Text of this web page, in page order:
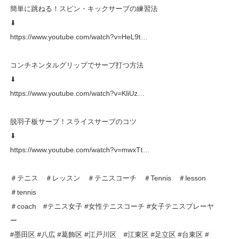
簡単に跳ねる！スピン・キックサーブの練習法
⬇︎
https://www.youtube.com/watch?v=HeL9t…
コンチネンタルグリップでサーブ打つ方法
⬇︎
https://www.youtube.com/watch?v=KliUz…
脱羽子板サーブ！スライスサーブのコツ
⬇︎
https://www.youtube.com/watch?v=mwxTt…
＃テニス ＃レッスン ＃テニスコーチ ＃Tennis ＃lesson
＃tennis
＃coach #テニス女子 #女性テニスコーチ #女子テニスプレーヤ
ー
#墨田区 #八広 #葛飾区 #江戸川区 #江東区 #足立区 #台東区 #